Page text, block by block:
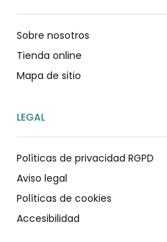
Sobre nosotros
Tienda online
Mapa de sitio
LEGAL
Políticas de privacidad RGPD
Aviso legal
Políticas de cookies
Accesibilidad